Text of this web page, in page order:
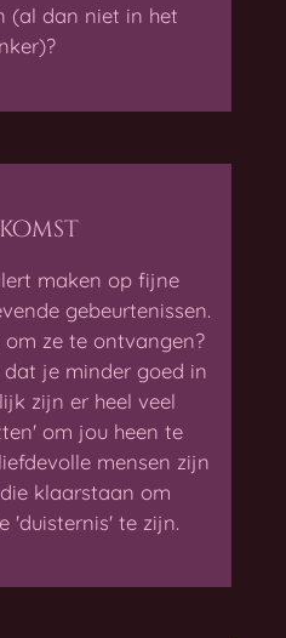
(al dan niet in het
maken op fijne
gebeurtenissen.
ze te ontvangen?
je minder goed in
zijn er heel veel
om jou heen te
mensen zijn
klaarstaan om
'duisternis' te zijn.